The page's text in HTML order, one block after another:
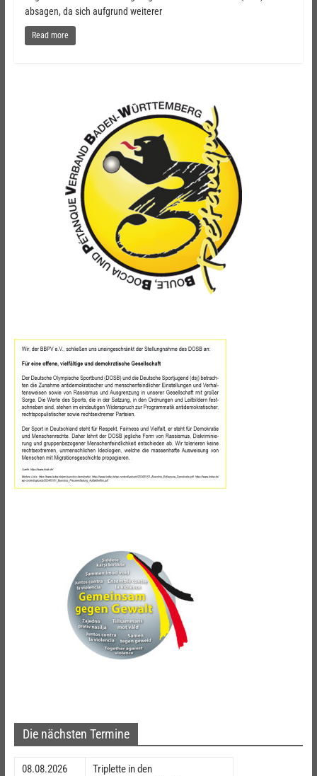
absagen, da sich aufgrund weiterer
Read more
Die nächsten Termine
08.08.2026
Triplette in den